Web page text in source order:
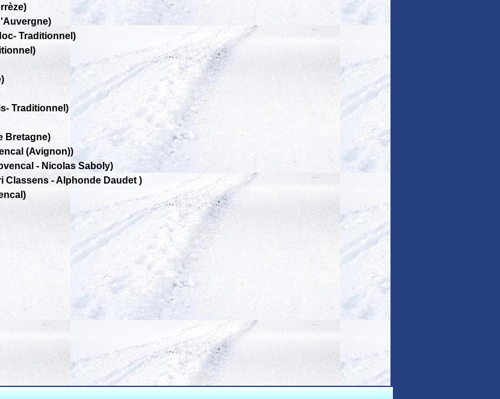
- Traditionnel)
- Traditionnel)
Bretagne)
(Avignon))
- Nicolas Saboly)
Classens - Alphonde Daudet )